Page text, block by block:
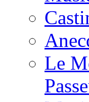
Le